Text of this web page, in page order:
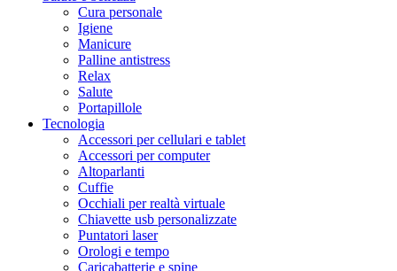
Cura personale
Igiene
Manicure
Palline antistress
Relax
Salute
Portapillole
Tecnologia
Accessori per cellulari e tablet
Accessori per computer
Altoparlanti
Cuffie
Occhiali per realtà virtuale
Chiavette usb personalizzate
Puntatori laser
Orologi e tempo
Caricabatterie e spine